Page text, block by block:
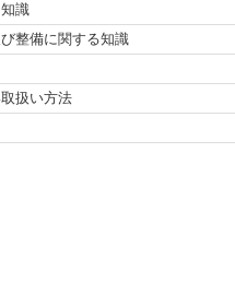
識
整備に関する知識
扱い方法